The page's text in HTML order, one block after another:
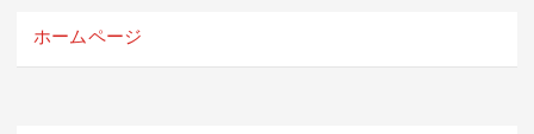
ホームページ